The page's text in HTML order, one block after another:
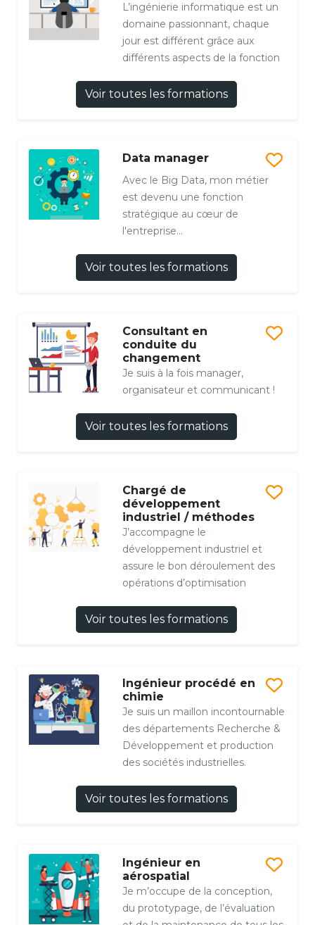
L’ingénierie informatique est un
domaine passionnant, chaque
jour est différent grâce aux
différents aspects de la fonction
Voir toutes les formations
Data manager
Avec le Big Data, mon métier
est devenu une fonction
stratégique au cœur de
l'entreprise...
Voir toutes les formations
Consultant en
conduite du
changement
Je suis à la fois manager,
organisateur et communicant !
Voir toutes les formations
Chargé de
développement
industriel / méthodes
J’accompagne le
développement industriel et
assure le bon déroulement des
opérations d’optimisation
Voir toutes les formations
Ingénieur procédé en
chimie
Je suis un maillon incontournable
des départements Recherche &
Développement et production
des sociétés industrielles.
Voir toutes les formations
Ingénieur en
aérospatial
Je m’occupe de la conception,
du prototypage, de l’évaluation